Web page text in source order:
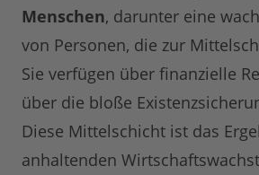
Menschen, darunter eine
von Personen, die zur
Sie verfügen über finanzielle
über die bloße
Diese Mittelschicht ist das
anhaltenden